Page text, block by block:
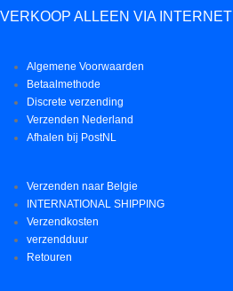
VERKOOP ALLEEN VIA INTERNET
Algemene Voorwaarden
Betaalmethode
Discrete verzending
Verzenden Nederland
Afhalen bij PostNL
Verzenden naar Belgie
INTERNATIONAL SHIPPING
Verzendkosten
verzendduur
Retouren